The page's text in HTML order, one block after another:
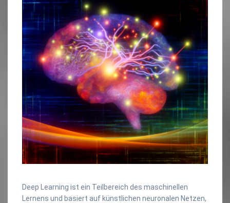
Deep Learning ist ein Teilbereich des maschinellen
Lernens und basiert auf künstlichen neuronalen Netzen,